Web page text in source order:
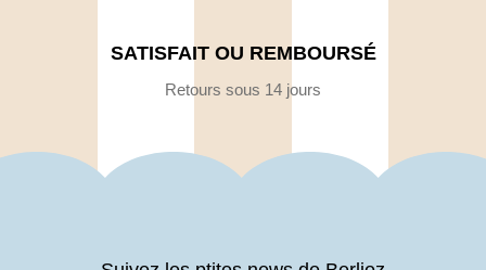
SATISFAIT OU REMBOURSÉ
Retours sous 14 jours